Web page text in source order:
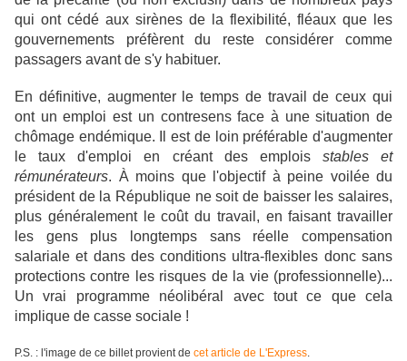
qui ont cédé aux sirènes de la flexibilité, fléaux que les
gouvernements préfèrent du reste considérer comme
passagers avant de s'y habituer.
En définitive, augmenter le temps de travail de ceux qui
ont un emploi est un contresens face à une situation de
chômage endémique. Il est de loin préférable d'augmenter
le taux d'emploi en créant des emplois stables et
rémunérateurs. À moins que l'objectif à peine voilée du
président de la République ne soit de baisser les salaires,
plus généralement le coût du travail, en faisant travailler
les gens plus longtemps sans réelle compensation
salariale et dans des conditions ultra-flexibles donc sans
protections contre les risques de la vie (professionnelle)...
Un vrai programme néolibéral avec tout ce que cela
implique de casse sociale !
P.S. : l'image de ce billet provient de cet article de L'Express.